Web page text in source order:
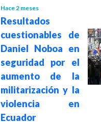
Hace 2 meses
Resultados
cuestionables de
Daniel Noboa en
seguridad por el
aumento de la
militarización y la
violencia en
Ecuador